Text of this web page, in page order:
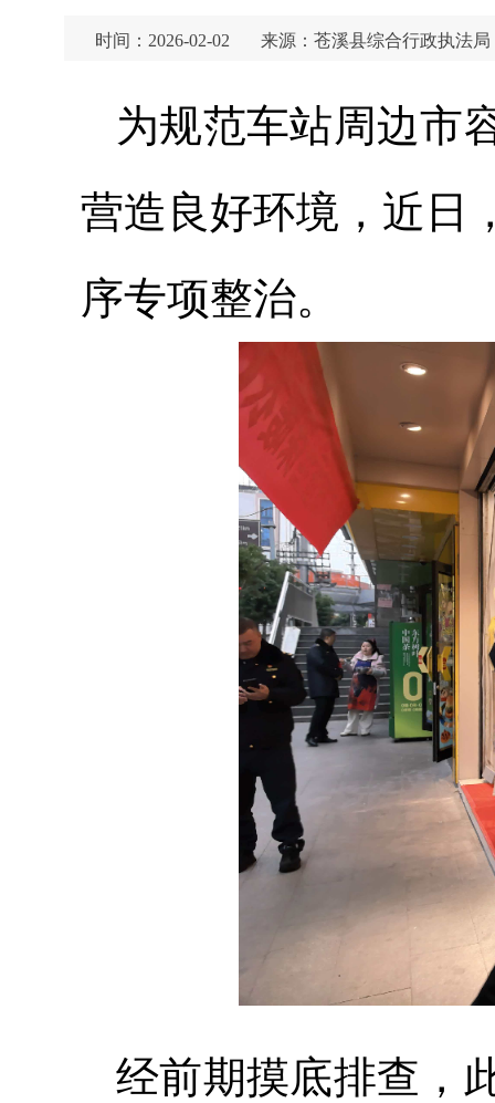
时间：2026-02-02 来源：苍溪县综合行政执法局
为规范车站周边市
营造良好环境，近日
序专项整治。
经前期摸底排查，